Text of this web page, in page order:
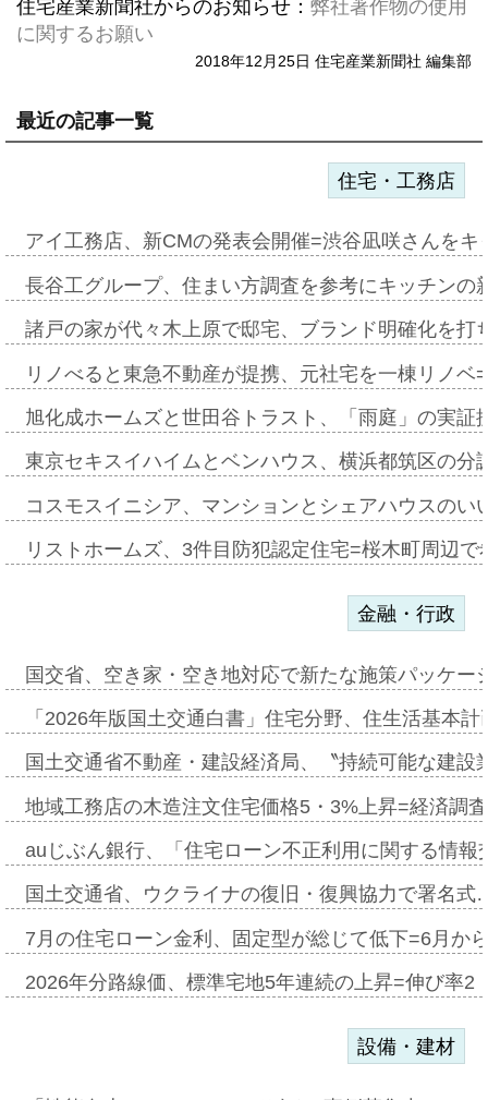
住宅産業新聞社からのお知らせ： 弊社著作物の使用
に関するお願い
2018年12月25日 住宅産業新聞社 編集部
最近の記事一覧
住宅・工務店
アイ工務店、新CMの発表会開催=渋谷凪咲さんを
長谷工グループ、住まい方調査を参考にキッチン
諸戸の家が代々木上原で邸宅、ブランド明確化を
リノべると東急不動産が提携、元社宅を一棟リノ
旭化成ホームズと世田谷トラスト、「雨庭」の実
東京セキスイハイムとベンハウス、横浜都筑区の
コスモスイニシア、マンションとシェアハウスの
リストホームズ、3件目防犯認定住宅=桜木町周辺
金融・行政
国交省、空き家・空き地対応で新たな施策パッケ
「2026年版国土交通白書」住宅分野、住生活基本
国土交通省不動産・建設経済局、〝持続可能な建
地域工務店の木造注文住宅価格5・3%上昇=経済調
auじぶん銀行、「住宅ローン不正利用に関する情
国土交通省、ウクライナの復旧・復興協力で署名
7月の住宅ローン金利、固定型が総じて低下=6月か
2026年分路線価、標準宅地5年連続の上昇=伸び率
設備・建材